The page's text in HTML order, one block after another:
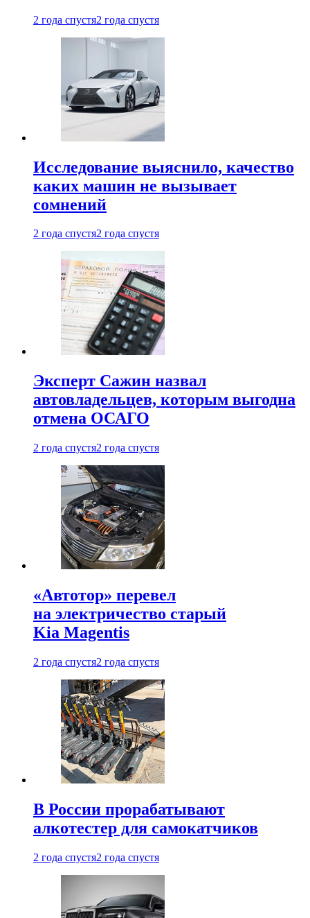
2 года спустя2 года спустя
Исследование выяснило, качество
каких машин не вызывает
сомнений
2 года спустя2 года спустя
Эксперт Сажин назвал
автовладельцев, которым выгодна
отмена ОСАГО
2 года спустя2 года спустя
«Автотор» перевел
на электричество старый
Kia Magentis
2 года спустя2 года спустя
В России прорабатывают
алкотестер для самокатчиков
2 года спустя2 года спустя